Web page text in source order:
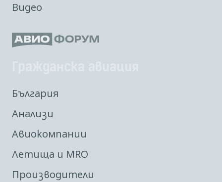
Видео
България
Анализи
Авиокомпании
Летища и MRO
Производители